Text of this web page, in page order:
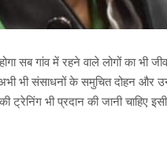
सब गांव में रहने वाले लोगों का भी
अभी भी संसाधनों के समुचित दोहन
ट्रेनिंग भी प्रदान की जानी चाहिए